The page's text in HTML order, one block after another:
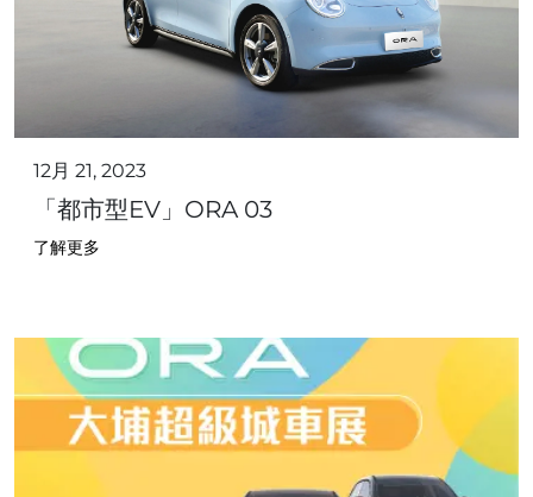
12月 21, 2023
「都市型EV」ORA 03
了解更多